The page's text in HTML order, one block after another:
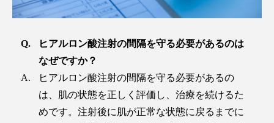
ヒアルロン酸注射の間隔を守る必要があるのは
なぜですか？
ヒアルロン酸注射の間隔を守る必要があるの
は、肌の状態を正しく評価し、治療を続けるた
めです。注射後に肌が正常な状態に戻るまでに